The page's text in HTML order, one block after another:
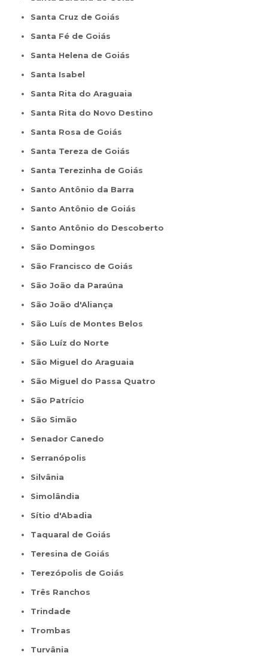
Santa Cruz de Goiás
Santa Fé de Goiás
Santa Helena de Goiás
Santa Isabel
Santa Rita do Araguaia
Santa Rita do Novo Destino
Santa Rosa de Goiás
Santa Tereza de Goiás
Santa Terezinha de Goiás
Santo Antônio da Barra
Santo Antônio de Goiás
Santo Antônio do Descoberto
São Domingos
São Francisco de Goiás
São João da Paraúna
São João d'Aliança
São Luís de Montes Belos
São Luíz do Norte
São Miguel do Araguaia
São Miguel do Passa Quatro
São Patrício
São Simão
Senador Canedo
Serranópolis
Silvânia
Simolândia
Sítio d'Abadia
Taquaral de Goiás
Teresina de Goiás
Terezópolis de Goiás
Três Ranchos
Trindade
Trombas
Turvânia